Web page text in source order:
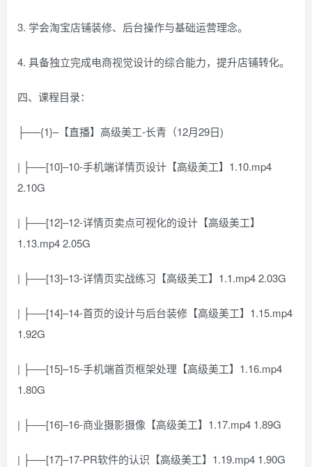
3. 学会淘宝店铺装修、后台操作与基础运营理念。
4. 具备独立完成电商视觉设计的综合能力，提升店铺转化。
四、课程目录：
├──{1}–【直播】高级美工-长青（12月29日)
| ├──[10]–10-手机端详情页设计【高级美工】1.10.mp4
2.10G
| ├──[12]–12-详情页卖点可视化的设计【高级美工】
1.13.mp4 2.05G
| ├──[13]–13-详情页实战练习【高级美工】1.1.mp4 2.03G
| ├──[14]–14-首页的设计与后台装修【高级美工】1.15.mp4
1.92G
| ├──[15]–15-手机端首页框架处理【高级美工】1.16.mp4
1.80G
| ├──[16]–16-商业摄影摄像【高级美工】1.17.mp4 1.89G
| ├──[17]–17-PR软件的认识【高级美工】1.19.mp4 1.90G